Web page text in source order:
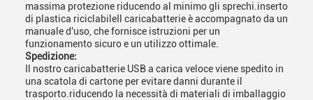
massima protezione riducendo al minimo gli sprechi.inserto
di plastica riciclabileIl caricabatterie è accompagnato da un
manuale d'uso, che fornisce istruzioni per un
funzionamento sicuro e un utilizzo ottimale.
Spedizione:
Il nostro caricabatterie USB a carica veloce viene spedito in
una scatola di cartone per evitare danni durante il
trasporto.riducendo la necessità di materiali di imballaggio